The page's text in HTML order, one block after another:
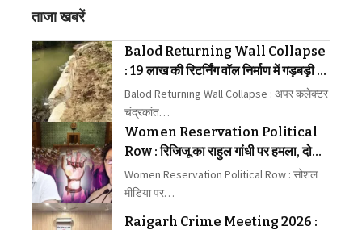
ताजा खबरें
Balod Returning Wall Collapse
: 19 लाख की रिटर्निंग वॉल निर्माण में गड़बड़ी का
आरोप लगाया
Balod Returning Wall Collapse : अपर कलेक्टर
चंद्रकांत…
Women Reservation Political
Row : रिजिजू का राहुल गांधी पर हमला, दोनों
के बीच छिड़ा वार-पलटवार
Women Reservation Political Row : सोशल
मीडिया पर…
Raigarh Crime Meeting 2026 :